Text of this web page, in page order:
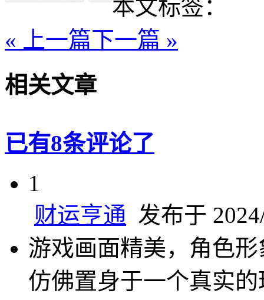
本文标签：
« 上一篇下一篇 »
相关文章
已有8条评论了
1
财运亨通 发布于
游戏画面精美，角色
仿佛置身于一个真实